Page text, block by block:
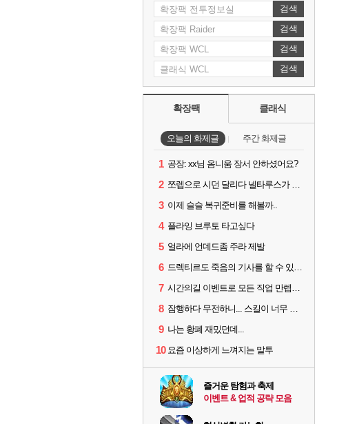
검색
검색
검색
검색
확장팩 클래식
오늘의 화제글 주간 화제글
1 공장: xx님 옴니움 장서 안하셨어요?
2 쪼렙으로 시던 달리다 넬타루스가 나오면 긴장해야 할 몹
3 이제 슬슬 복귀준비를 해볼까..
4 플라잉 브루토 타고싶다
5 얼라에 언데드좀 주라 제발
6 드렉티르도 죽음의 기사를 할 수 있기를
7 시간의길 이벤트로 모든 직업 만렙찍었는데...
8 잠행하다 무전하니... 스킬이 너무 많소...ㅠㅠ
9 나는 황폐 재밌던데...
10 요즘 이상하게 느껴지는 말투
즐거운 탐험과 축제
이벤트 & 업적 공략 모음